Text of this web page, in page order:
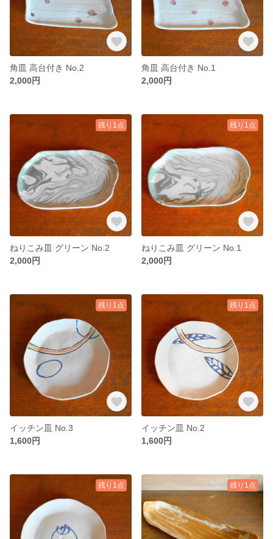
角皿 高台付き No.2
2,000円
角皿 高台付き No.1
2,000円
残り1点
ねりこみ皿 グリーン No.2
2,000円
残り1点
ねりこみ皿 グリーン No.1
2,000円
残り1点
イッチン皿 No.3
1,600円
残り1点
イッチン皿 No.2
1,600円
残り1点 残り1点